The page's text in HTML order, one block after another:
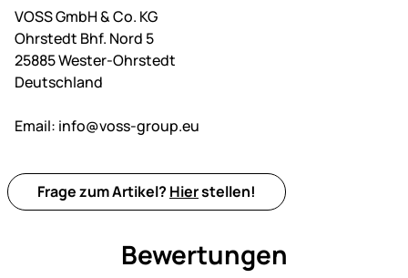
VOSS GmbH & Co. KG
Ohrstedt Bhf. Nord 5
25885 Wester-Ohrstedt
Deutschland
Email: info@voss-group.eu
Frage zum Artikel? Hierstellen!
Bewertungen